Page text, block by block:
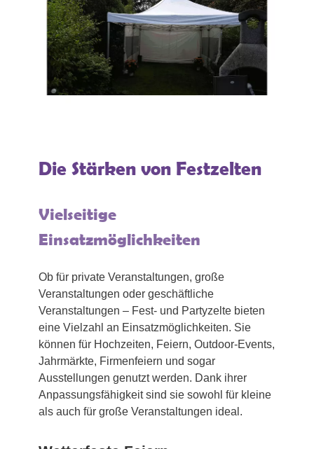
Die Stärken von Festzelten
Vielseitige
Einsatzmöglichkeiten
Ob für private Veranstaltungen, große
Veranstaltungen oder geschäftliche
Veranstaltungen – Fest- und Partyzelte bieten
eine Vielzahl an Einsatzmöglichkeiten. Sie
können für Hochzeiten, Feiern, Outdoor-Events,
Jahrmärkte, Firmenfeiern und sogar
Ausstellungen genutzt werden. Dank ihrer
Anpassungsfähigkeit sind sie sowohl für kleine
als auch für große Veranstaltungen ideal.